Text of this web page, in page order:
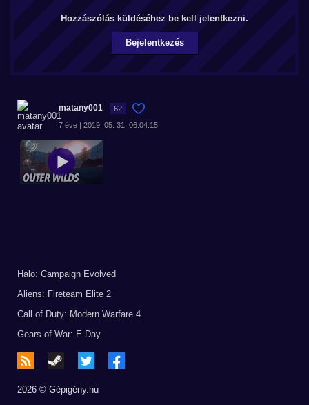
Hozzászólás küldéséhez be kell jelentkezni.
Bejelentkezés
matany001 62
7 éve | 2019. 05. 31. 06:04:15
Halo: Campaign Evolved
Aliens: Fireteam Elite 2
Call of Duty: Modern Warfare 4
Gears of War: E-Day
2026 © Gépigény.hu